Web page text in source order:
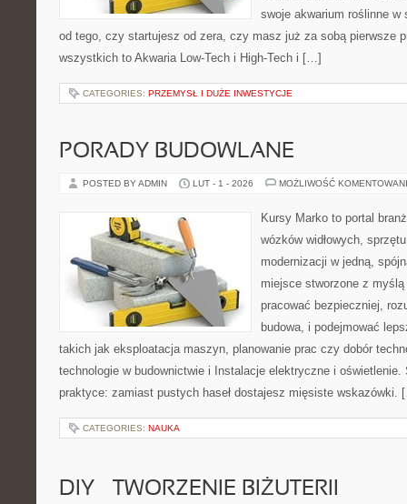
swoje akwarium roślinne w
od tego, czy startujesz od zera, czy masz już za sobą pierwsze
wszystkich to Akwaria Low-Tech i High-Tech i […]
CATEGORIES: PRZEMYSŁ I DUŻE INWESTYCJE
PORADY BUDOWLANE
POSTED BY ADMIN LUT - 1 - 2026 MOŻLIWOŚĆ
Kursy Marko to portal
wózków widłowych,
modernizacji w jedną,
miejsce stworzone z
pracować bezpieczniej,
budowa, i podejmować
takich jak eksploatacja maszyn, planowanie prac czy dobór
technologie w budownictwie i Instalacje elektryczne i oświetlenie.
praktyce: zamiast pustych haseł dostajesz mięsiste wskazówki.
CATEGORIES: NAUKA
DIY – TWORZENIE BIŻUTERII